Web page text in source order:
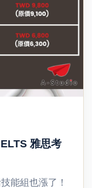
雅思考
能組也漲了！